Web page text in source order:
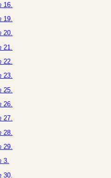
19.
20.
22.
23.
26.
27.
29.
3.